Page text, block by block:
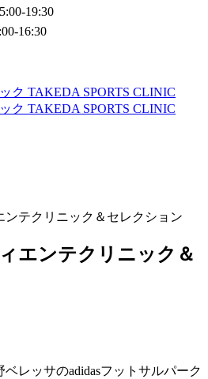
19:30
16:30
ンテクリニック＆セレクション
エンテクリニック＆
レッサのadidasフットサルパーク